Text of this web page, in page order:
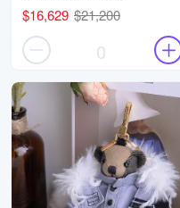
$16,629 $21,200
0